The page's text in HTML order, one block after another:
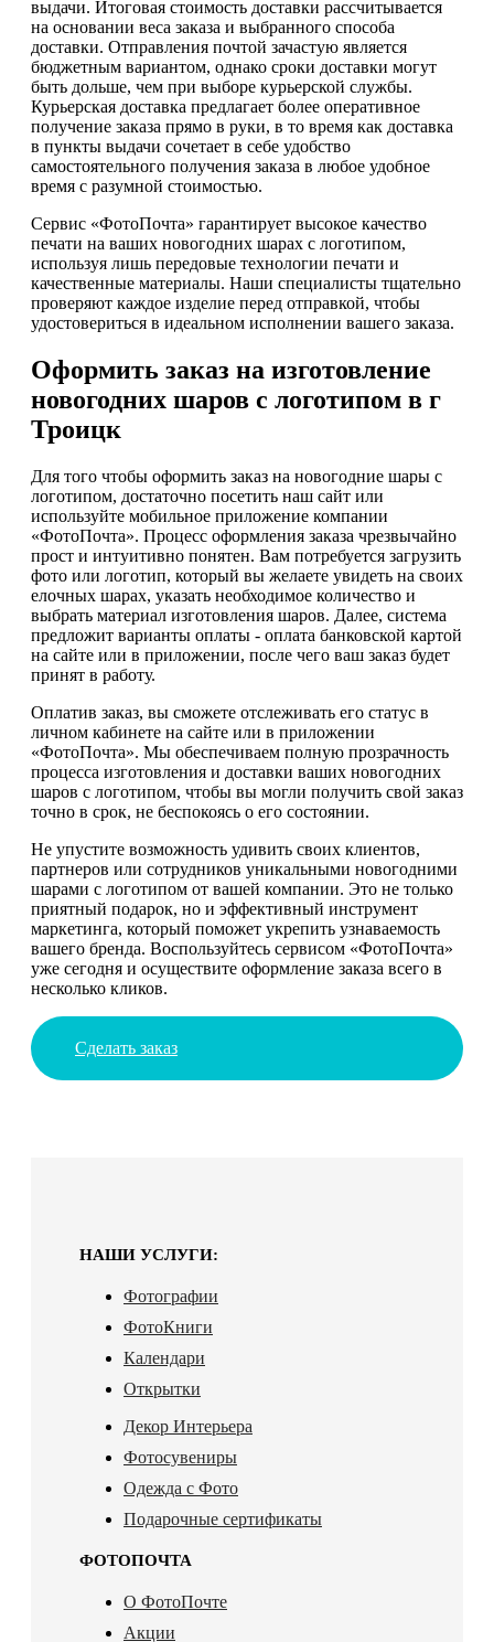
выдачи. Итоговая стоимость доставки рассчитывается
на основании веса заказа и выбранного способа
доставки. Отправления почтой зачастую является
бюджетным вариантом, однако сроки доставки могут
быть дольше, чем при выборе курьерской службы.
Курьерская доставка предлагает более оперативное
получение заказа прямо в руки, в то время как доставка
в пункты выдачи сочетает в себе удобство
самостоятельного получения заказа в любое удобное
время с разумной стоимостью.
Сервис «ФотоПочта» гарантирует высокое качество
печати на ваших новогодних шарах с логотипом,
используя лишь передовые технологии печати и
качественные материалы. Наши специалисты тщательно
проверяют каждое изделие перед отправкой, чтобы
удостовериться в идеальном исполнении вашего заказа.
Оформить заказ на изготовление
новогодних шаров с логотипом в г
Троицк
Для того чтобы оформить заказ на новогодние шары с
логотипом, достаточно посетить наш сайт или
используйте мобильное приложение компании
«ФотоПочта». Процесс оформления заказа чрезвычайно
прост и интуитивно понятен. Вам потребуется загрузить
фото или логотип, который вы желаете увидеть на своих
елочных шарах, указать необходимое количество и
выбрать материал изготовления шаров. Далее, система
предложит варианты оплаты - оплата банковской картой
на сайте или в приложении, после чего ваш заказ будет
принят в работу.
Оплатив заказ, вы сможете отслеживать его статус в
личном кабинете на сайте или в приложении
«ФотоПочта». Мы обеспечиваем полную прозрачность
процесса изготовления и доставки ваших новогодних
шаров с логотипом, чтобы вы могли получить свой заказ
точно в срок, не беспокоясь о его состоянии.
Не упустите возможность удивить своих клиентов,
партнеров или сотрудников уникальными новогодними
шарами с логотипом от вашей компании. Это не только
приятный подарок, но и эффективный инструмент
маркетинга, который поможет укрепить узнаваемость
вашего бренда. Воспользуйтесь сервисом «ФотоПочта»
уже сегодня и осуществите оформление заказа всего в
несколько кликов.
Сделать заказ
НАШИ УСЛУГИ:
Фотографии
ФотоКниги
Календари
Открытки
Декор Интерьера
Фотосувениры
Одежда с Фото
Подарочные сертификаты
ФОТОПОЧТА
О ФотоПочте
Акции